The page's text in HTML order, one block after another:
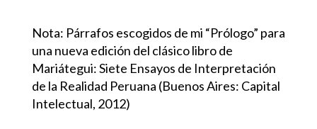
Nota: Párrafos escogidos de mi “Prólogo” para
una nueva edición del clásico libro de
Mariátegui: Siete Ensayos de Interpretación
de la Realidad Peruana (Buenos Aires: Capital
Intelectual, 2012)